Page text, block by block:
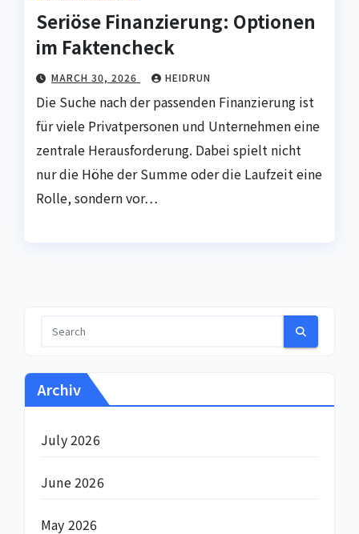
Seriöse Finanzierung: Optionen
im Faktencheck
MARCH 30, 2026 HEIDRUN
Die Suche nach der passenden Finanzierung ist
für viele Privatpersonen und Unternehmen eine
zentrale Herausforderung. Dabei spielt nicht
nur die Höhe der Summe oder die Laufzeit eine
Rolle, sondern vor…
Archiv
July 2026
June 2026
May 2026